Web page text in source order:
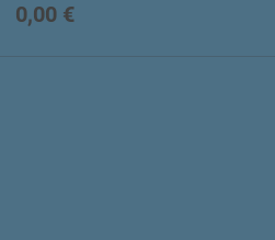
0,00 €